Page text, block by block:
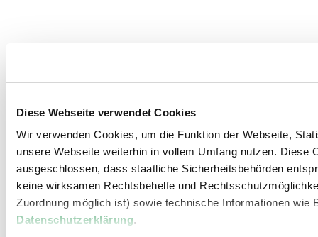
Diese Webseite verwendet Cookies
Wir verwenden Cookies, um die Funktion der Webseite,
unsere Webseite weiterhin in vollem Umfang nutzen.
ausgeschlossen, dass staatliche Sicherheitsbehörden
keine wirksamen Rechtsbehelfe und
Zuordnung möglich ist) sowie technische Informationen
Datenschutzerklärung.